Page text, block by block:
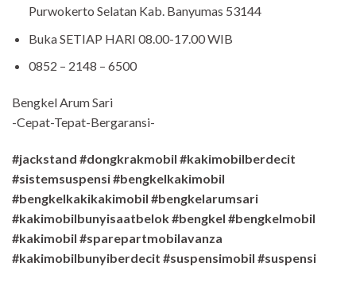
Purwokerto Selatan Kab. Banyumas 53144
Buka SETIAP HARI 08.00-17.00 WIB
0852 – 2148 – 6500
Bengkel Arum Sari
-Cepat-Tepat-Bergaransi-
#jackstand #dongkrakmobil #kakimobilberdecit
#sistemsuspensi #bengkelkakimobil
#bengkelkakikakimobil #bengkelarumsari
#kakimobilbunyisaatbelok #bengkel #bengkelmobil
#kakimobil #sparepartmobilavanza
#kakimobilbunyiberdecit #suspensimobil #suspensi